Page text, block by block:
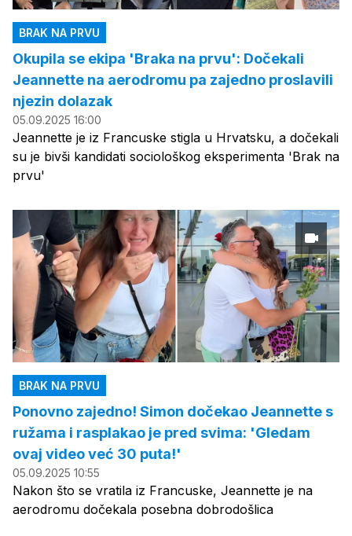
BRAK NA PRVU
Okupila se ekipa 'Braka na prvu': Dočekali
Jeannette na aerodromu pa zajedno proslavili
njezin dolazak
05.09.2025 16:00
Jeannette je iz Francuske stigla u Hrvatsku, a dočekali
su je bivši kandidati sociološkog eksperimenta 'Brak na
prvu'
BRAK NA PRVU
Ponovno zajedno! Simon dočekao Jeannette s
ružama i rasplakao je pred svima: 'Gledam
ovaj video već 30 puta!'
05.09.2025 10:55
Nakon što se vratila iz Francuske, Jeannette je na
aerodromu dočekala posebna dobrodošlica